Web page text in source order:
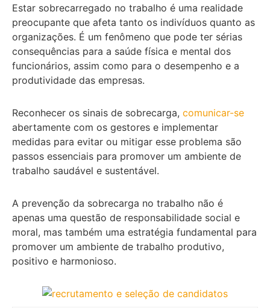
Estar sobrecarregado no trabalho é uma realidade
preocupante que afeta tanto os indivíduos quanto as
organizações. É um fenômeno que pode ter sérias
consequências para a saúde física e mental dos
funcionários, assim como para o desempenho e a
produtividade das empresas.
Reconhecer os sinais de sobrecarga, comunicar-se
abertamente com os gestores e implementar
medidas para evitar ou mitigar esse problema são
passos essenciais para promover um ambiente de
trabalho saudável e sustentável.
A prevenção da sobrecarga no trabalho não é
apenas uma questão de responsabilidade social e
moral, mas também uma estratégia fundamental para
promover um ambiente de trabalho produtivo,
positivo e harmonioso.